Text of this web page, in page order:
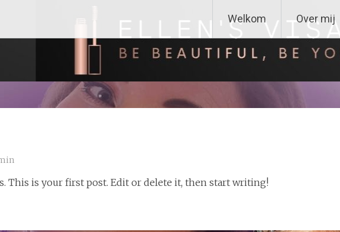
Welkom Over mij
This is your first post. Edit or delete it, then start writing!